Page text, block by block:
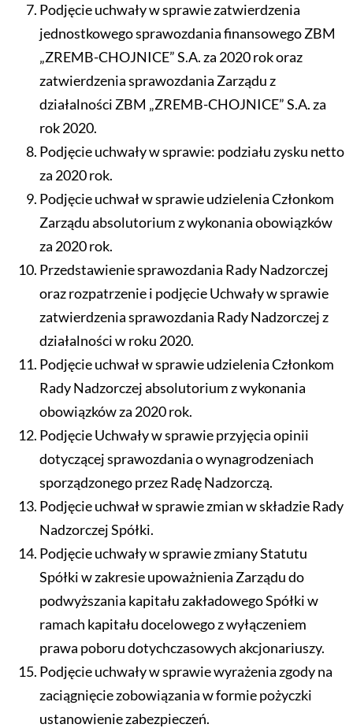
Podjęcie uchwały w sprawie zatwierdzenia
jednostkowego sprawozdania finansowego ZBM
„ZREMB-CHOJNICE” S.A. za 2020 rok oraz
zatwierdzenia sprawozdania Zarządu z
działalności ZBM „ZREMB-CHOJNICE” S.A. za
rok 2020.
Podjęcie uchwały w sprawie: podziału zysku netto
za 2020 rok.
Podjęcie uchwał w sprawie udzielenia Członkom
Zarządu absolutorium z wykonania obowiązków
za 2020 rok.
Przedstawienie sprawozdania Rady Nadzorczej
oraz rozpatrzenie i podjęcie Uchwały w sprawie
zatwierdzenia sprawozdania Rady Nadzorczej z
działalności w roku 2020.
Podjęcie uchwał w sprawie udzielenia Członkom
Rady Nadzorczej absolutorium z wykonania
obowiązków za 2020 rok.
Podjęcie Uchwały w sprawie przyjęcia opinii
dotyczącej sprawozdania o wynagrodzeniach
sporządzonego przez Radę Nadzorczą.
Podjęcie uchwał w sprawie zmian w składzie Rady
Nadzorczej Spółki.
Podjęcie uchwały w sprawie zmiany Statutu
Spółki w zakresie upoważnienia Zarządu do
podwyższania kapitału zakładowego Spółki w
ramach kapitału docelowego z wyłączeniem
prawa poboru dotychczasowych akcjonariuszy.
Podjęcie uchwały w sprawie wyrażenia zgody na
zaciągnięcie zobowiązania w formie pożyczki
ustanowienie zabezpieczeń.